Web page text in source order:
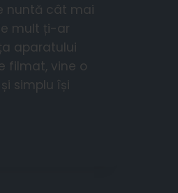
nuntă cât mai
mult ți-ar
aparatului
filmat, vine o
simplu își